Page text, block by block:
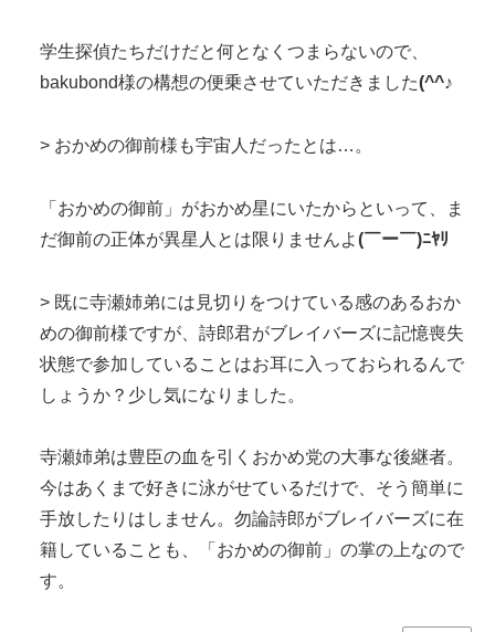
学生探偵たちだけだと何となくつまらないので、
bakubond様の構想の便乗させていただきました(^^♪
> おかめの御前様も宇宙人だったとは…。
「おかめの御前」がおかめ星にいたからといって、ま
だ御前の正体が異星人とは限りませんよ(￣ー￣)ﾆﾔﾘ
> 既に寺瀬姉弟には見切りをつけている感のあるおか
めの御前様ですが、詩郎君がブレイバーズに記憶喪失
状態で参加していることはお耳に入っておられるんで
しょうか？少し気になりました。
寺瀬姉弟は豊臣の血を引くおかめ党の大事な後継者。
今はあくまで好きに泳がせているだけで、そう簡単に
手放したりはしません。勿論詩郎がブレイバーズに在
籍していることも、「おかめの御前」の掌の上なので
す。